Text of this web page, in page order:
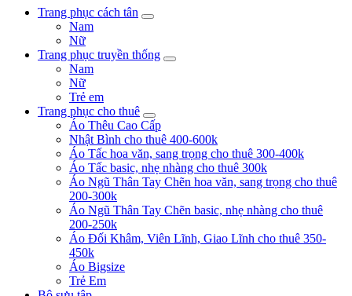
Trang phục cách tân
Nam
Nữ
Trang phục truyền thống
Nam
Nữ
Trẻ em
Trang phục cho thuê
Áo Thêu Cao Cấp
Nhật Bình cho thuê 400-600k
Áo Tấc hoa văn, sang trọng cho thuê 300-400k
Áo Tấc basic, nhẹ nhàng cho thuê 300k
Áo Ngũ Thân Tay Chẽn hoa văn, sang trọng cho thuê
200-300k
Áo Ngũ Thân Tay Chẽn basic, nhẹ nhàng cho thuê
200-250k
Áo Đối Khâm, Viên Lĩnh, Giao Lĩnh cho thuê 350-
450k
Áo Bigsize
Trẻ Em